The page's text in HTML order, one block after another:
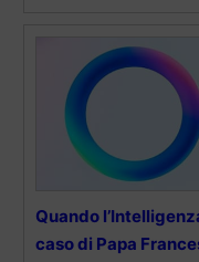
Quando
caso di Papa